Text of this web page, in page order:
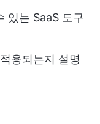
있는 SaaS 도구
용되는지 설명